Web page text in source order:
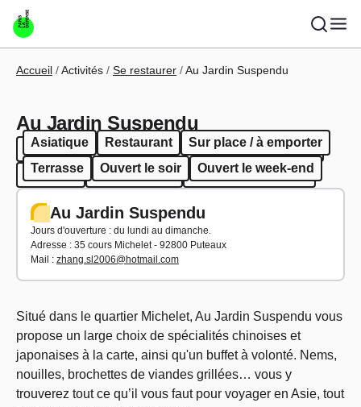
Aller au contenu principal
Fil d'Ariane
Accueil Activités Se restaurer Au Jardin Suspendu
Au Jardin Suspendu
Asiatique Restaurant
Sur place / à emporter
Terrasse
Ouvert le soir Ouvert le week-end
Asiatique Restaurant
Sur place / à emporter
Terrasse
Ouvert le soir Ouvert le week-end
Au Jardin Suspendu
Jours d'ouverture : du lundi au dimanche.
Adresse : 35 cours Michelet - 92800 Puteaux
Mail : zhang.sl2006@hotmail.com
Situé dans le quartier Michelet, Au Jardin Suspendu vous
propose un large choix de spécialités chinoises et
japonaises à la carte, ainsi qu'un buffet à volonté. Nems,
nouilles, brochettes de viandes grillées… vous y
trouverez tout ce qu’il vous faut pour voyager en Asie, tout